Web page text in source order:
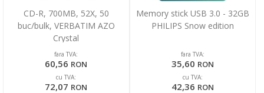
CD-R, 700MB, 52X, 50
buc/bulk, VERBATIM AZO
Crystal
fara TVA:
60,56 RON
cu TVA:
72,07 RON
Memory stick USB 3.0 - 32GB
PHILIPS Snow edition
fara TVA:
35,60 RON
cu TVA:
42,36 RON